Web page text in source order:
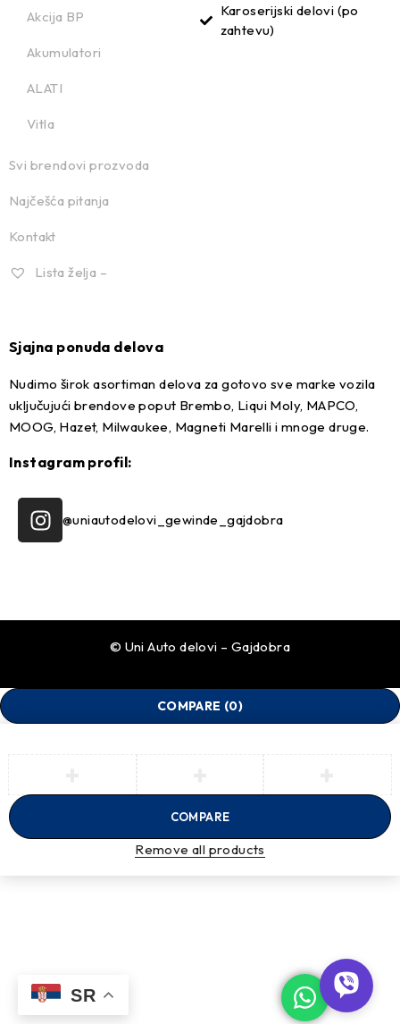
Akcija BP
Akumulatori
ALATI
Vitla
Svi brendovi prozvoda
Najčešća pitanja
Kontakt
Lista želja –
Karoserijski delovi (po
zahtevu)
Sjajna ponuda delova
Nudimo širok asortiman delova za gotovo sve marke vozila
uključujući brendove poput Brembo, Liqui Moly, MAPCO,
MOOG, Hazet, Milwaukee, Magneti Marelli i mnoge druge.
Instagram profil:
@uniautodelovi_gewinde_gajdobra
© Uni Auto delovi – Gajdobra
SR
COMPARE (0)
COMPARE
Remove all products